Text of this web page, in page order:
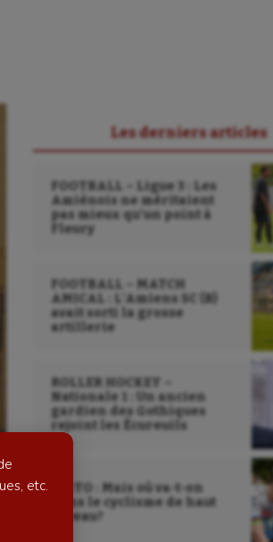
etc.
Sarbacane
Sauvetage sportif
Sport handicap
Sport-santé
Les derniers articles
FOOTBALL – Ligue 3 : Les
Amiénois ne méritaient
pas mieux qu’un point à
Fleury
FOOTBALL – MATCH
AMICAL : L’Amiens SC (B)
avait sorti la grosse
artillerie
ROLLER HOCKEY –
Nationale 1 : Un ancien
gardien des Gothiques
rejoint les Écureuils
EDITO : Mais où va-t-on
dans le cyclisme de haut
niveau?